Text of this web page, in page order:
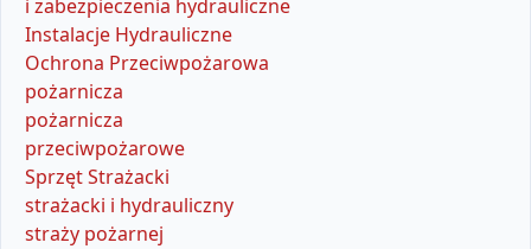
i zabezpieczenia hydrauliczne
Instalacje Hydrauliczne
Ochrona Przeciwpożarowa
pożarnicza
pożarnicza
przeciwpożarowe
Sprzęt Strażacki
strażacki i hydrauliczny
straży pożarnej